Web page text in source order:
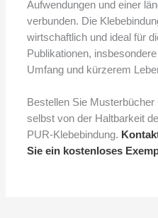
Aufwendungen und einer
verbunden. Die
wirtschaftlich und ideal für
Publikationen,
Umfang und kürzerem
Bestellen Sie
selbst von der Haltbarkeit
PUR-Klebebindung.
Sie ein kostenloses